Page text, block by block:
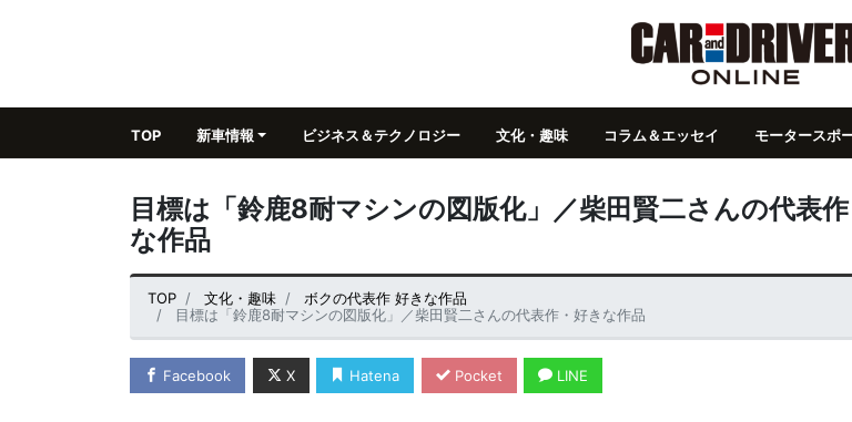
TOP 新車情報 ビジネス＆テクノロジー 文化・趣味 コラム＆エッセイ モータースポ
目標は「鈴鹿8耐マシンの図版化」／柴田賢二さんの代表作
な作品
TOP 文化・趣味
ボクの代表作 好きな作品
目標は「鈴鹿8耐マシンの図版化」／柴田賢二さんの代表作・好きな作品
Facebook X Hatena Pocket LINE